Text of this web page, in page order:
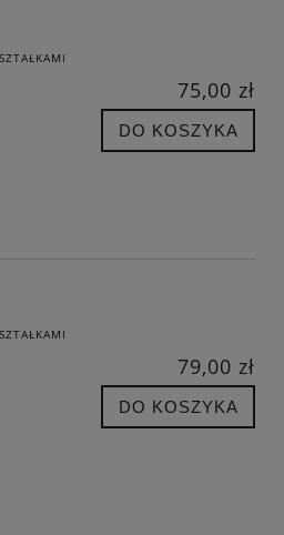
75,00 zł
DO KOSZYKA
79,00 zł
DO KOSZYKA